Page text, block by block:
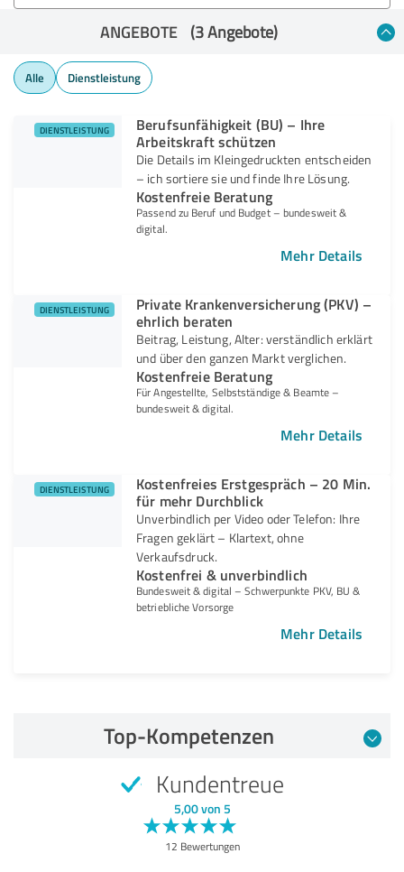
ANGEBOTE (3 Angebote)
Alle Dienstleistung
DIENSTLEISTUNG
Berufsunfähigkeit (BU) – Ihre
Arbeitskraft schützen
Die Details im Kleingedruckten entscheiden
– ich sortiere sie und finde Ihre Lösung.
Kostenfreie Beratung
Passend zu Beruf und Budget – bundesweit &
digital.
Mehr Details
DIENSTLEISTUNG
Private Krankenversicherung (PKV) –
ehrlich beraten
Beitrag, Leistung, Alter: verständlich erklärt
und über den ganzen Markt verglichen.
Kostenfreie Beratung
Für Angestellte, Selbstständige & Beamte –
bundesweit & digital.
Mehr Details
DIENSTLEISTUNG
Kostenfreies Erstgespräch – 20 Min.
für mehr Durchblick
Unverbindlich per Video oder Telefon: Ihre
Fragen geklärt – Klartext, ohne
Verkaufsdruck.
Kostenfrei & unverbindlich
Bundesweit & digital – Schwerpunkte PKV, BU &
betriebliche Vorsorge
Mehr Details
Top-Kompetenzen
Kundentreue
5,00 von 5
12 Bewertungen